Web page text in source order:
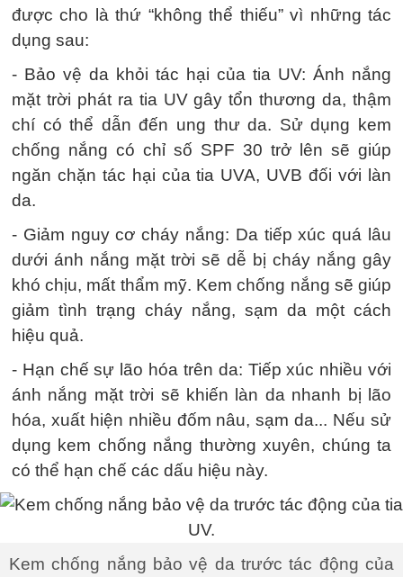
được cho là thứ “không thể thiếu” vì những tác
dụng sau:
- Bảo vệ da khỏi tác hại của tia UV: Ánh nắng
mặt trời phát ra tia UV gây tổn thương da, thậm
chí có thể dẫn đến ung thư da. Sử dụng kem
chống nắng có chỉ số SPF 30 trở lên sẽ giúp
ngăn chặn tác hại của tia UVA, UVB đối với làn
da.
- Giảm nguy cơ cháy nắng: Da tiếp xúc quá lâu
dưới ánh nắng mặt trời sẽ dễ bị cháy nắng gây
khó chịu, mất thẩm mỹ. Kem chống nắng sẽ giúp
giảm tình trạng cháy nắng, sạm da một cách
hiệu quả.
- Hạn chế sự lão hóa trên da: Tiếp xúc nhiều với
ánh nắng mặt trời sẽ khiến làn da nhanh bị lão
hóa, xuất hiện nhiều đốm nâu, sạm da... Nếu sử
dụng kem chống nắng thường xuyên, chúng ta
có thể hạn chế các dấu hiệu này.
Kem chống nắng bảo vệ da trước tác động của